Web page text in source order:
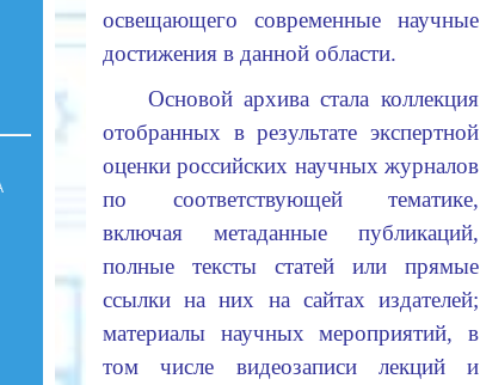
освещающего современные научные
достижения в данной области.
Основой архива стала коллекция
отобранных в результате экспертной
оценки российских научных журналов
по соответствующей тематике,
включая метаданные публикаций,
полные тексты статей или прямые
ссылки на них на сайтах издателей;
материалы научных мероприятий, в
том числе видеозаписи лекций и